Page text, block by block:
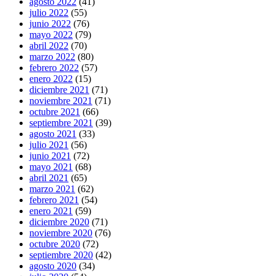
julio 2022 (55)
junio 2022 (76)
mayo 2022 (79)
abril 2022 (70)
marzo 2022 (80)
febrero 2022 (57)
enero 2022 (15)
diciembre 2021 (71)
noviembre 2021 (71)
octubre 2021 (66)
septiembre 2021 (39)
agosto 2021 (33)
julio 2021 (56)
junio 2021 (72)
mayo 2021 (68)
abril 2021 (65)
marzo 2021 (62)
febrero 2021 (54)
enero 2021 (59)
diciembre 2020 (71)
noviembre 2020 (76)
octubre 2020 (72)
septiembre 2020 (42)
agosto 2020 (34)